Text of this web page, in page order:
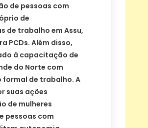
de pessoas com
de
de trabalho em Assu,
PCDs. Além disso,
à capacitação de
do Norte com
formal de trabalho. A
suas ações
de mulheres
pessoas com